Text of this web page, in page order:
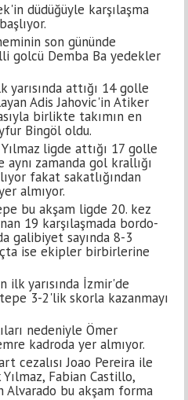
düdüğüyle karşılaşma
son gününde
golcü Demba Ba yedekler
attığı 14 golle
Adis Jahovic'in Atiker
birlikte takımın en
Bingöl oldu.
ligde attığı 17 golle
aynı zamanda gol krallığı
fakat sakatlığından
almıyor.
bu akşam ligde 20. kez
19 karşılaşmada bordo-
galibiyet sayında 8-3
ise ekipler birbirlerine
ilk yarısında İzmir'de
3-2'lik skorla kazanmayı
nedeniyle Ömer
kadroda yer almıyor.
cezalısı Joao Pereira ile
Fabian Castillo,
Alvarado bu akşam forma